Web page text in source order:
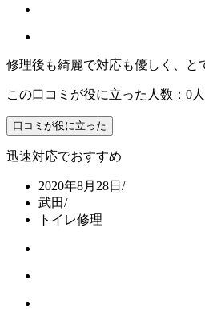
修理後も綺麗で対応も優しく、と
この口コミが役に立った人数：0人
口コミが役に立った
迅速対応でおすすめ
2020年8月28日 /
武田/
トイレ修理